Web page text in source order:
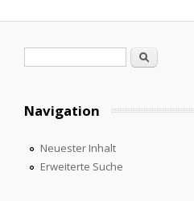
Suche
Navigation
Neuester Inhalt
Erweiterte Suche